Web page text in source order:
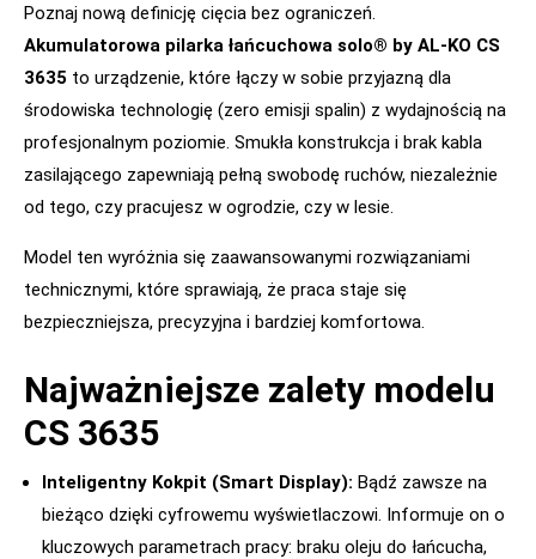
Poznaj nową definicję cięcia bez ograniczeń.
Akumulatorowa pilarka łańcuchowa solo® by AL-KO CS
3635 to urządzenie, które łączy w sobie przyjazną dla
środowiska technologię (zero emisji spalin) z wydajnością na
profesjonalnym poziomie. Smukła konstrukcja i brak kabla
zasilającego zapewniają pełną swobodę ruchów, niezależnie
od tego, czy pracujesz w ogrodzie, czy w lesie.
Model ten wyróżnia się zaawansowanymi rozwiązaniami
technicznymi, które sprawiają, że praca staje się
bezpieczniejsza, precyzyjna i bardziej komfortowa.
Najważniejsze zalety modelu
CS 3635
Inteligentny Kokpit (Smart Display): Bądź zawsze na
bieżąco dzięki cyfrowemu wyświetlaczowi. Informuje on o
kluczowych parametrach pracy: braku oleju do łańcucha,